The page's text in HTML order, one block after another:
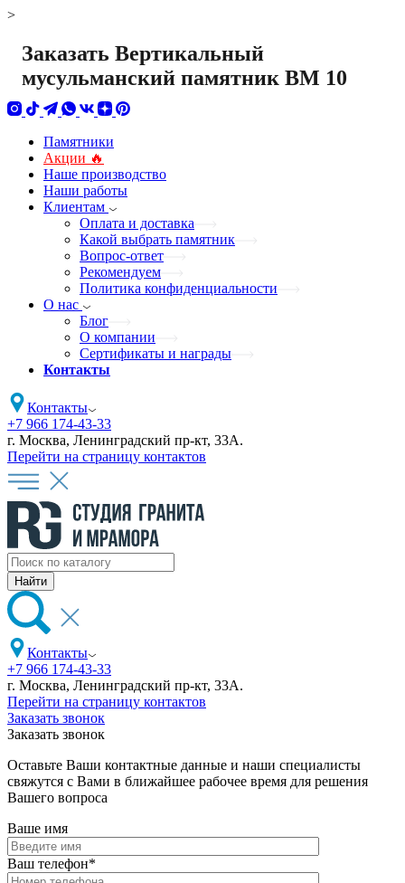
>
Заказать Вертикальный
мусульманский памятник ВМ 10
Памятники
Акции 🔥
Наше производство
Наши работы
Клиентам
Оплата и доставка
Какой выбрать памятник
Вопрос-ответ
Рекомендуем
Политика конфиденциальности
О нас
Блог
О компании
Сертификаты и награды
Контакты
Контакты
+7 966 174-43-33
г. Москва, Ленинградский пр-кт, 33А.
Перейти на страницу контактов
Контакты
+7 966 174-43-33
г. Москва, Ленинградский пр-кт, 33А.
Перейти на страницу контактов
Заказать звонок
Заказать звонок
Оставьте Ваши контактные данные и наши специалисты
свяжутся с Вами в ближайшее рабочее время для решения
Вашего вопроса
Ваше имя
Ваш телефон*